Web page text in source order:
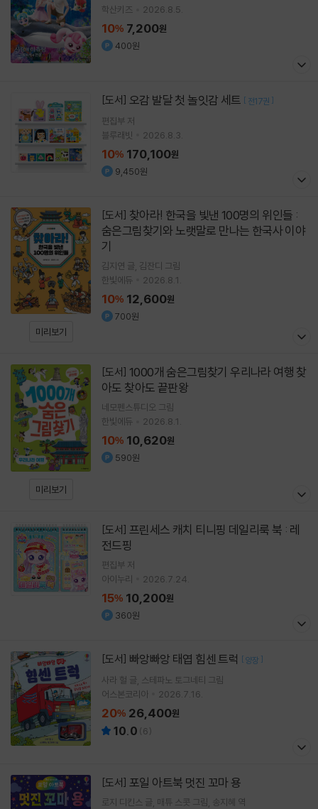
학산키즈
2026.8.5.
10% 7,200원
400원
[도서] 오감 발달 첫 놀잇감 세트 [ 전17권 ]
편집부 저
블루래빗
2026.8.3.
10% 170,100원
9,450원
미리보기
[도서]
숨은그림찾기와 노랫말로 만나는 한국사 이야
기
김지연 글 김잔디 그림
한빛에듀
2026.8.1.
10% 12,600원
700원
미리보기
[도서]
아도 찾아도 끝판왕
네모펜스튜디오 그림
한빛에듀
2026.8.1.
10% 10,620원
590원
[도서]
전드핑
편집부 저
아이누리
2026.7.24.
15% 10,200원
360원
[도서] 빠앙빠앙 태엽 힘센 트럭 [ 양장 ]
사라 헐 글 스테파노 토그네티 그림
어스본코리아
2026.7.16.
20% 26,400원
10.0 (6)
[도서] 포일 아트북 멋진 꼬마 용
로지 디킨스 글 매튜 스콧 그림 송지혜 역